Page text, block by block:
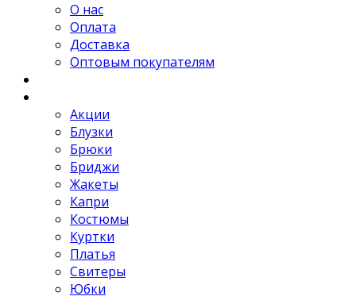
О нас
Оплата
Доставка
Оптовым покупателям
Акции
Блузки
Брюки
Бриджи
Жакеты
Капри
Костюмы
Куртки
Платья
Свитеры
Юбки